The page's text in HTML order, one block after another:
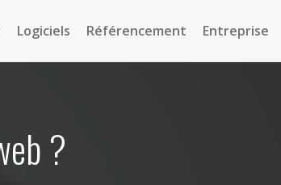
Logiciels Référencement Entreprise
?